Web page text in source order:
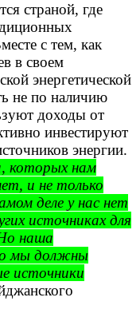
страной, где
с тем, как
в своем
энергетической
не по наличию
доходы от
инвестируют
энергии.
которых нам
и не только
деле у нас нет
источниках для
наша
мы должны
источники